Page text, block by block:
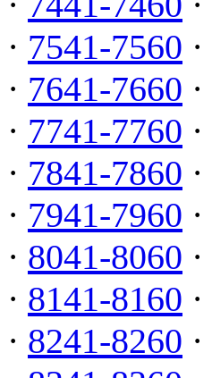
· 7541-7560 ·
· 7641-7660 ·
· 7741-7760 ·
· 7841-7860 ·
· 7941-7960 ·
· 8041-8060 ·
· 8141-8160 ·
· 8241-8260 ·